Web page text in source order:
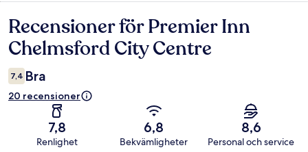
Recensioner
Recensioner för Premier Inn
Chelmsford City Centre
7,4 Bra
20 recensioner
7,8
Renlighet
6,8
Bekvämligheter
8,6
Personal och service